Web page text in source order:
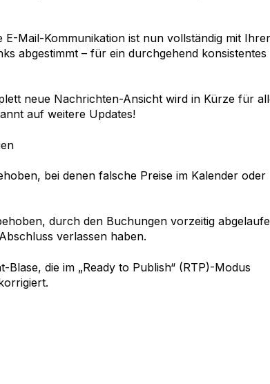
Mail-Kommunikation ist nun vollständig mit
abgestimmt – für ein durchgehend konsistentes
neue Nachrichten-Ansicht wird in Kürze für
auf weitere Updates!
bei denen falsche Preise im Kalender oder
durch den Buchungen vorzeitig
verlassen haben.
die im „Ready to Publish“ (RTP)-Modus